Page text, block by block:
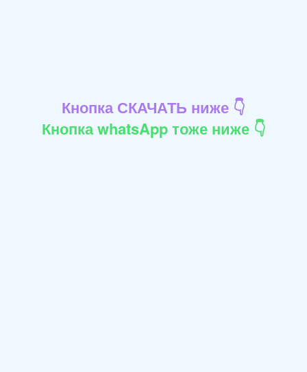
Кнопка СКАЧАТЬ ниже 👇
Кнопка whatsApp тоже ниже 👇